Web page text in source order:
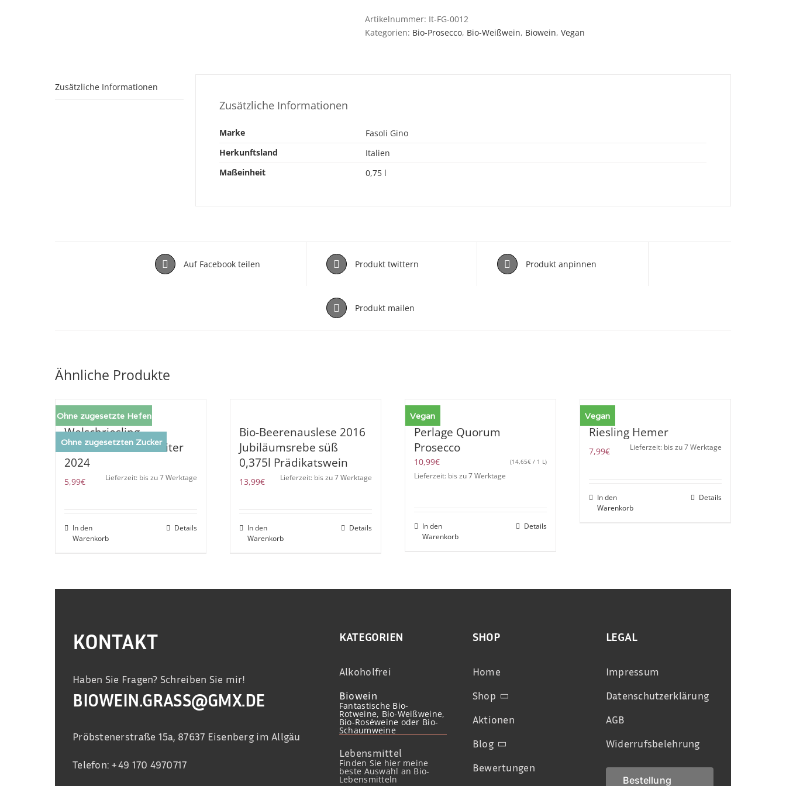
Gans
Artikelnummer: It-FG-0012
Kategorien: Bio-Prosecco, Bio-Weißwein, Biowein,Vegan
Zusätzliche Informationen
Zusätzliche Informationen
Marke
Fasoli Gino
Herkunftsland
Italien
Maßeinheit
0,75 l
Auf Facebook teilen Produkt twittern Produkt anpinnen
Produkt mailen
Ähnliche Produkte
Ohne zugesetzte Hefen
Ohne zugesetzten Zucker
Welschriesling
Inbiovinoveritas 1 Liter
2024
5,99€ Lieferzeit: bis zu 7 Werktage
In den
Warenkorb
Details
Bio-Beerenauslese 2016
Jubiläumsrebe süß
0,375l Prädikatswein
13,99€ Lieferzeit: bis zu 7 Werktage
In den
Warenkorb
Details
Vegan
Perlage Quorum
Prosecco
10,99€ (14,65€/ 1 L)
Lieferzeit: bis zu 7 Werktage
In den
Warenkorb
Details
Vegan
Riesling Hemer
7,99€ Lieferzeit: bis zu 7 Werktage
In den
Warenkorb
Details
KONTAKT
Haben Sie Fragen? Schreiben Sie mir!
BIOWEIN.GRASS@GMX.DE
Pröbstenerstraße 15a, 87637 Eisenberg im Allgäu
Telefon: +49 170 4970717
KATEGORIEN
Alkoholfrei
Biowein
Fantastische Bio-
Rotweine, Bio-Weißweine,
Bio-Roséweine oder Bio-
Schaumweine
Lebensmittel
Finden Sie hier meine
beste Auswahl an Bio-
Lebensmitteln
SHOP
Home
Shop
Aktionen
Blog
Bewertungen
LEGAL
Impressum
Datenschutzerklärung
AGB
Widerrufsbelehrung
Bestellung